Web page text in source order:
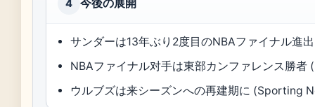
4 今後の展開
サンダーは13年ぶり2度目のNBAファイナル進
NBAファイナル对手は東部カンファレンス勝
ウルブズは来シーズンへの再建期に (Sporting